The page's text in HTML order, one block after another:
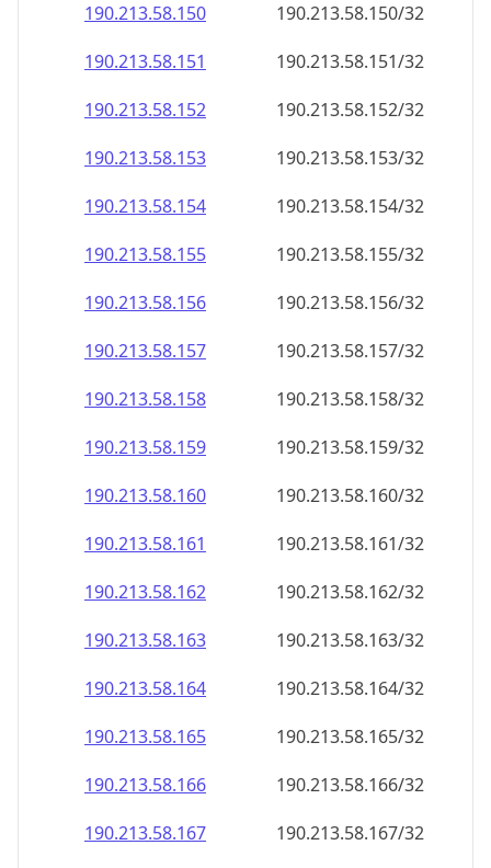
190.213.58.150
190.213.58.150/32
190.213.58.151
190.213.58.151/32
190.213.58.152
190.213.58.152/32
190.213.58.153
190.213.58.153/32
190.213.58.154
190.213.58.154/32
190.213.58.155
190.213.58.155/32
190.213.58.156
190.213.58.156/32
190.213.58.157
190.213.58.157/32
190.213.58.158
190.213.58.158/32
190.213.58.159
190.213.58.159/32
190.213.58.160
190.213.58.160/32
190.213.58.161
190.213.58.161/32
190.213.58.162
190.213.58.162/32
190.213.58.163
190.213.58.163/32
190.213.58.164
190.213.58.164/32
190.213.58.165
190.213.58.165/32
190.213.58.166
190.213.58.166/32
190.213.58.167
190.213.58.167/32